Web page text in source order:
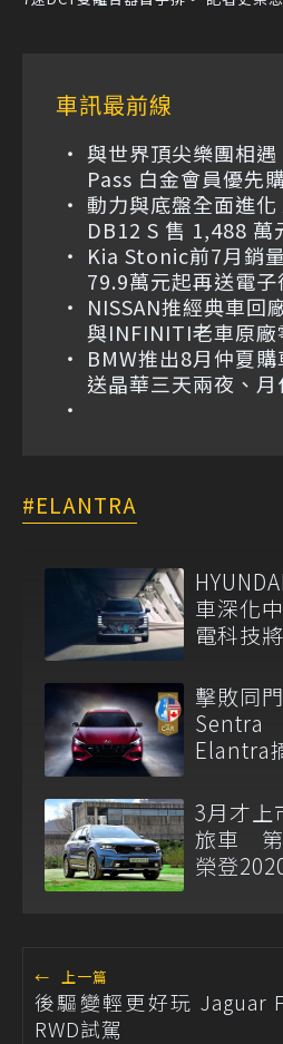
車訊最前線
與世界頂尖樂團相
Pass 白金會員優先
動力與底盤全面進
DB12 S 售 1,488 萬
Kia Stonic前7月銷
79.9萬元起再送電子
NISSAN推經典車
與INFINITI老車原廠
BMW推出8月仲夏
送晶華三天兩夜、
ELANTRA
車深化
電科技
擊敗同
Sentra
Elantra
3月才上
旅車 第
榮登
← 上一篇
後驅變輕更好玩 Jaguar
RWD試駕